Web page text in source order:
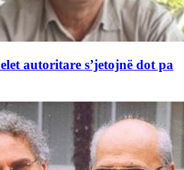
autoritare s’jetojnë dot pa